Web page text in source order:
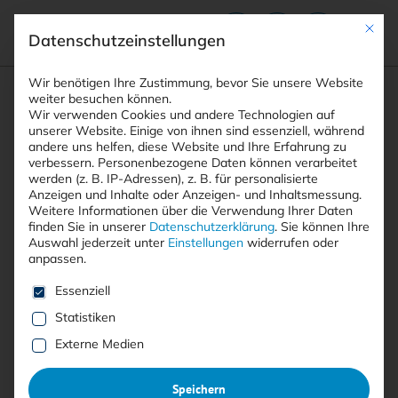
Suchfeld
Suchen
Breadcrumb-Navigation
STARTSEITE AUTOREN CARSTEN HOFFMANN
Alle Beiträge von Carsten
Hoffmann
Forcepoint. Seine fachlichen Schwerpunkte liegen in den
Mit
Datenschutzeinstellungen
Wir benötigen Ihre Zustimmung, bevor Sie unsere Website
weiter besuchen können.
Wir verwenden Cookies und andere Technologien auf
unserer Website. Einige von ihnen sind essenziell, während
andere uns helfen, diese Website und Ihre Erfahrung zu
verbessern. Personenbezogene Daten können verarbeitet
werden (z. B. IP-Adressen), z. B. für personalisierte
Anzeigen und Inhalte oder Anzeigen- und Inhaltsmessung.
Weitere Informationen über die Verwendung Ihrer Daten
finden Sie in unserer Datenschutzerklärung. Sie können Ihre
Auswahl jederzeit unter Einstellungen widerrufen oder
anpassen.
Es folgt eine Liste der Service-Gruppen, für die eine
Essenziell
Statistiken
Externe Medien
Speichern